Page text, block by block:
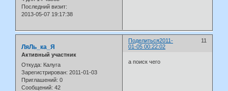
Последний визит:
2013-05-07 19:17:38
Поделиться 11
2011-
01-05 00:22:02
ЛяЛь_ка_Я
Активный участник
Откуда: Калуга
Зарегистрирован: 2011-01-03
Приглашений: 0
Сообщений: 42
а поиск чего